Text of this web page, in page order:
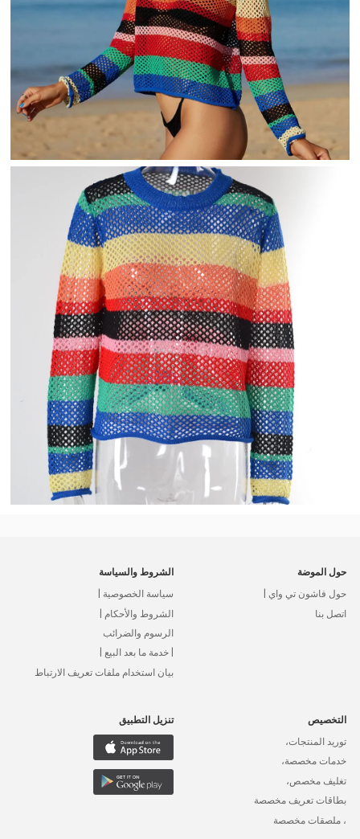
حول الموضة
حول فاشون تي واي |
اتصل بنا
الشروط والسياسة
سياسة الخصوصية |
الشروط والأحكام |
الرسوم والضرائب
| خدمة ما بعد البيع |
بيان استخدام ملفات تعريف الارتباط
التخصيص
توريد المنتجات،
خدمات مخصصة،
تغليف مخصص،
بطاقات تعريف مخصصة
، ملصقات مخصصة
تنزيل التطبيق